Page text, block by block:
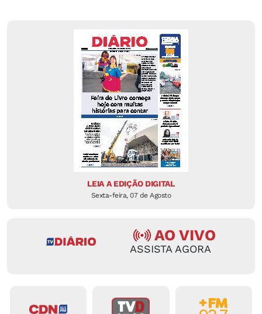
LEIA A EDIÇÃO DIGITAL
Sexta-feira, 07 de Agosto
AO VIVO
ASSISTA AGORA